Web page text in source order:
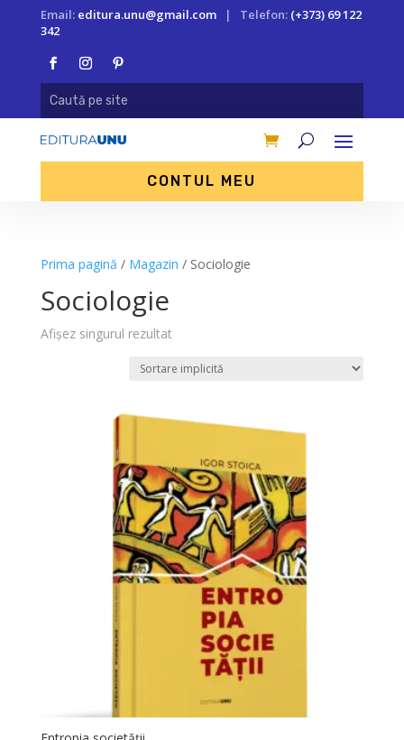
Email: editura.unu@gmail.com| Telefon: (+373) 69 122
342
CONTUL MEU
Prima pagină / Magazin / Sociologie
Sociologie
Afișez singurul rezultat